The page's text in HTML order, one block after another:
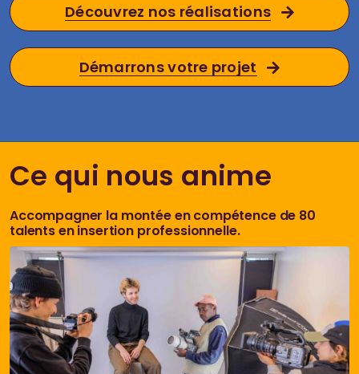
Découvrez nos réalisations
Démarrons votre projet
Ce qui nous anime
Accompagner la montée en compétence de 80
talents en insertion professionnelle.